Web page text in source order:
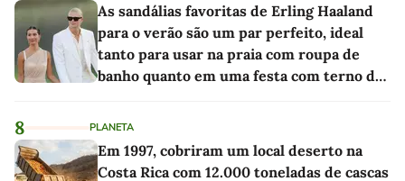
As sandálias favoritas de Erling Haaland
para o verão são um par perfeito, ideal
tanto para usar na praia com roupa de
banho quanto em uma festa com terno de
8 PLANETA
Em 1997, cobriram um local deserto na
Costa Rica com 12.000 toneladas de cascas